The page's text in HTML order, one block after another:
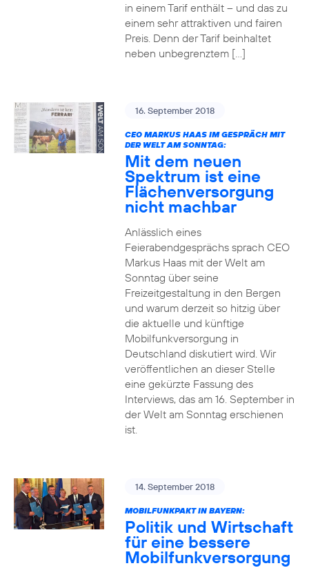
in einem Tarif enthält – und das zu
einem sehr attraktiven und fairen
Preis. Denn der Tarif beinhaltet
neben unbegrenztem […]
16. September 2018
CEO MARKUS HAAS IM GESPRÄCH MIT
DER WELT AM SONNTAG:
Mit dem neuen
Spektrum ist eine
Flächenversorgung
nicht machbar
Anlässlich eines
Feierabendgesprächs sprach CEO
Markus Haas mit der Welt am
Sonntag über seine
Freizeitgestaltung in den Bergen
und warum derzeit so hitzig über
die aktuelle und künftige
Mobilfunkversorgung in
Deutschland diskutiert wird. Wir
veröffentlichen an dieser Stelle
eine gekürzte Fassung des
Interviews, das am 16. September in
der Welt am Sonntag erschienen
ist.
14. September 2018
MOBILFUNKPAKT IN BAYERN:
Politik und Wirtschaft
für eine bessere
Mobilfunkversorgung